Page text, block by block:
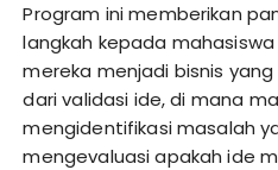
Program ini memberikan
langkah kepada
mereka menjadi bisnis yang
dari validasi ide, di mana
mengidentifikasi masalah
mengevaluasi apakah ide